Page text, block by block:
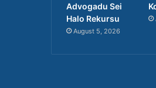
Advogadu Sei
Halo Rekursu
August 5, 2026